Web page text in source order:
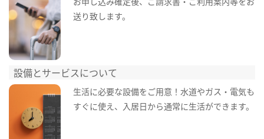
送り致します。
設備とサービスについて
生活に必要な設備をご用意！水道やガス・電気も
すぐに使え、入居日から通常に生活ができます。